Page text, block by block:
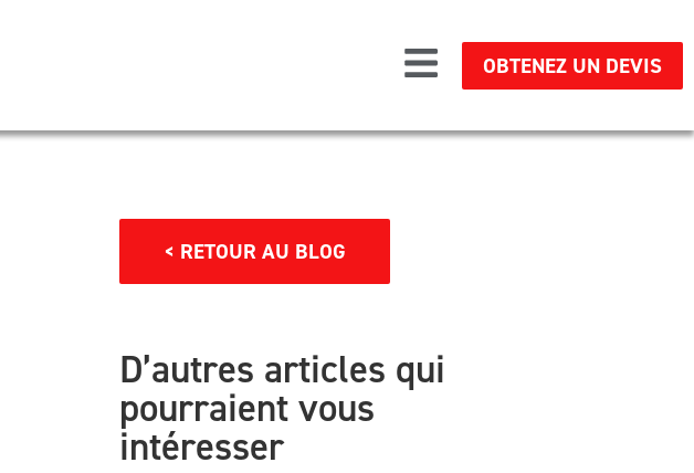
OBTENEZ UN DEVIS
< RETOUR AU BLOG
D’autres articles qui
pourraient vous
intéresser